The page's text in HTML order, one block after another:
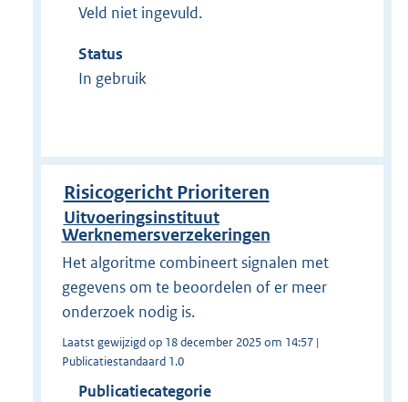
Veld niet ingevuld.
Status
In gebruik
Risicogericht Prioriteren
Uitvoeringsinstituut
Werknemersverzekeringen
Het algoritme combineert signalen met
gegevens om te beoordelen of er meer
onderzoek nodig is.
Laatst gewijzigd op 18 december 2025 om 14:57 |
Publicatiestandaard 1.0
Publicatiecategorie